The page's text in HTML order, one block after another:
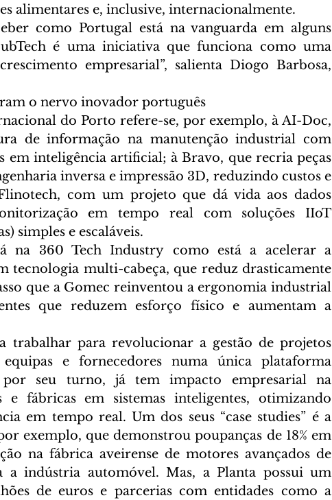
alimentares e, inclusive, internacionalmente.
como Portugal está na vanguarda em alguns
é uma iniciativa que funciona como uma
empresarial”, salienta Diogo Barbosa,
o nervo inovador português
do Porto refere-se, por exemplo, à AI-Doc,
de informação na manutenção industrial com
em inteligência artificial; à Bravo, que recria peças
inversa e impressão 3D, reduzindo custos e
com um projeto que dá vida aos dados
em tempo real com soluções IIoT
simples e escaláveis.
na 360 Tech Industry como está a acelerar a
tecnologia multi-cabeça, que reduz drasticamente
que a Gomec reinventou a ergonomia industrial
que reduzem esforço físico e aumentam a
trabalhar para revolucionar a gestão de projetos
e fornecedores numa única plataforma
seu turno, já tem impacto empresarial na
e fábricas em sistemas inteligentes, otimizando
em tempo real. Um dos seus “case studies” é a
exemplo, que demonstrou poupanças de 18% em
na fábrica aveirense de motores avançados de
de euros e parcerias com entidades como a